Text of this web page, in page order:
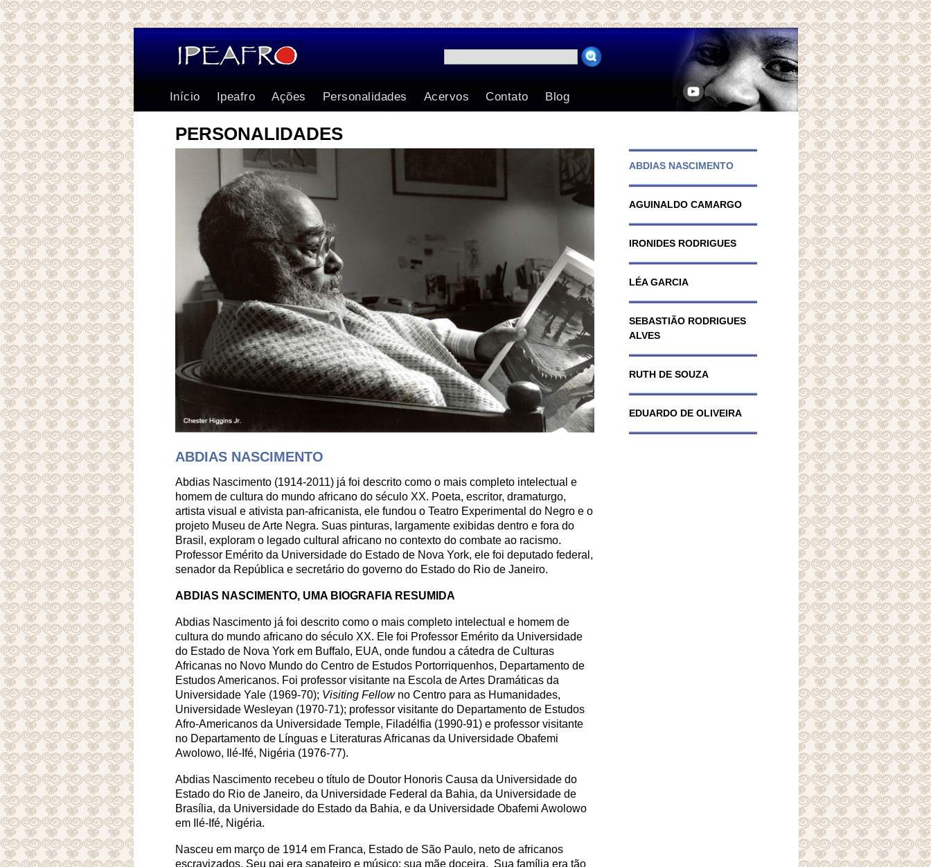
Search for:
Início Ipeafro Ações Personalidades Acervos Contato Blog
PERSONALIDADES
ABDIAS NASCIMENTO
AGUINALDO CAMARGO
IRONIDES RODRIGUES
LÉA GARCIA
SEBASTIÃO RODRIGUES
ALVES
RUTH DE SOUZA
EDUARDO DE OLIVEIRA
ABDIAS NASCIMENTO
Abdias Nascimento (1914-2011) já foi descrito como o mais completo intelectual e
homem de cultura do mundo africano do século XX. Poeta, escritor, dramaturgo,
artista visual e ativista pan-africanista, ele fundou o Teatro Experimental do Negro e o
projeto Museu de Arte Negra. Suas pinturas, largamente exibidas dentro e fora do
Brasil, exploram o legado cultural africano no contexto do combate ao racismo.
Professor Emérito da Universidade do Estado de Nova York, ele foi deputado federal,
senador da República e secretário do governo do Estado do Rio de Janeiro.
ABDIAS NASCIMENTO, UMA BIOGRAFIA RESUMIDA
Abdias Nascimento já foi descrito como o mais completo intelectual e homem de
cultura do mundo africano do século XX. Ele foi Professor Emérito da Universidade
do Estado de Nova York em Buffalo, EUA, onde fundou a cátedra de Culturas
Africanas no Novo Mundo do Centro de Estudos Portorriquenhos, Departamento de
Estudos Americanos. Foi professor visitante na Escola de Artes Dramáticas da
Universidade Yale (1969-70); Visiting Fellowno Centro para as Humanidades,
Universidade Wesleyan (1970-71); professor visitante do Departamento de Estudos
Afro-Americanos da Universidade Temple, Filadélfia (1990-91) e professor visitante
no Departamento de Línguas e Literaturas Africanas da Universidade Obafemi
Awolowo, Ilé-Ifé, Nigéria (1976-77).
Abdias Nascimento recebeu o título de Doutor Honoris Causa da Universidade do
Estado do Rio de Janeiro, da Universidade Federal da Bahia, da Universidade de
Brasília, da Universidade do Estado da Bahia, e da Universidade Obafemi Awolowo
em Ilé-Ifé, Nigéria.
Nasceu em março de 1914 em Franca, Estado de São Paulo, neto de africanos
escravizados. Seu pai era sapateiro e músico; sua mãe doceira. Sua família era tão